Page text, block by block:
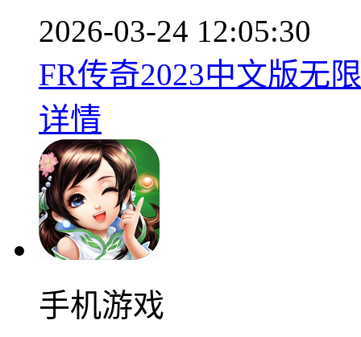
2026-03-24 12:05:30
FR传奇2023中文版无
详情
手机游戏